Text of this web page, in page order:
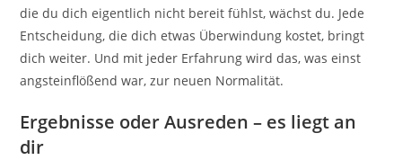
die du dich eigentlich nicht bereit fühlst, wächst du. Jede
Entscheidung, die dich etwas Überwindung kostet, bringt
dich weiter. Und mit jeder Erfahrung wird das, was einst
angsteinflößend war, zur neuen Normalität.
Ergebnisse oder Ausreden – es liegt an
dir